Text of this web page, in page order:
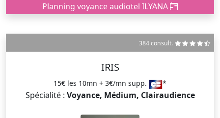
Planning voyance audiotel ILYANA
384 consult.
IRIS
15€ les 10mn + 3€/mn supp. *
Spécialité : Voyance, Médium, Clairaudience